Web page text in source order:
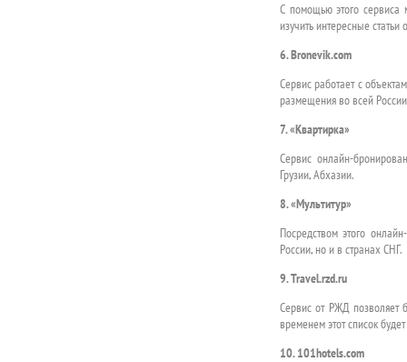
С помощью этого сервиса
изучить интересные
6. Bronevik.com
Сервис работает с
размещения во всей
7. «Квартирка»
Сервис онлайн-
Грузии, Абхазии.
8. «Мультитур»
Посредством этого
России, но и в странах СНГ.
9. Travel.rzd.ru
Сервис от РЖД позволяет
временем этот список
10. 101hotels.com